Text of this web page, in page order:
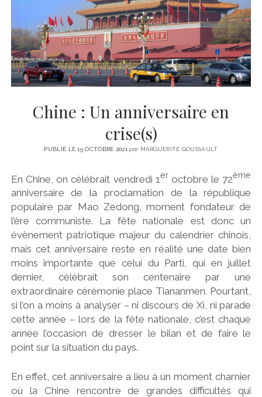
CINÉMA
LITTÉRATURE
ÉCONOMIE
SPORT
MÉDIAS
SANTÉ
instagram
emailemail-
form
Chine : Un anniversaire en
crise(s)
PUBLIÉ LE 15 OCTOBRE 2021parMARGUERITE GOUSSAULT
En Chine, on célébrait vendredi 1er octobre le 72ème
anniversaire de la proclamation de la république
populaire par Mao Zedong, moment fondateur de
l’ère communiste. La fête nationale est donc un
évènement patriotique majeur du calendrier chinois,
mais cet anniversaire reste en réalité une date bien
moins importante que celui du Parti, qui en juillet
dernier, célébrait son centenaire par une
extraordinaire cérémonie place Tiananmen. Pourtant,
si l’on a moins à analyser – ni discours de Xi, ni parade
cette année – lors de la fête nationale, c’est chaque
année l’occasion de dresser le bilan et de faire le
point sur la situation du pays.
En effet, cet anniversaire a lieu à un moment charnier
où la Chine rencontre de grandes difficultés qui